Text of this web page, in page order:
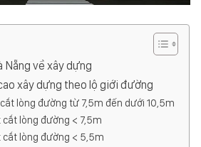
Nẵng về xây dựng
xây dựng theo lộ giới đường
lòng đường từ 7,5m đến dưới 10,5m
lòng đường < 7,5m
lòng đường < 5,5m